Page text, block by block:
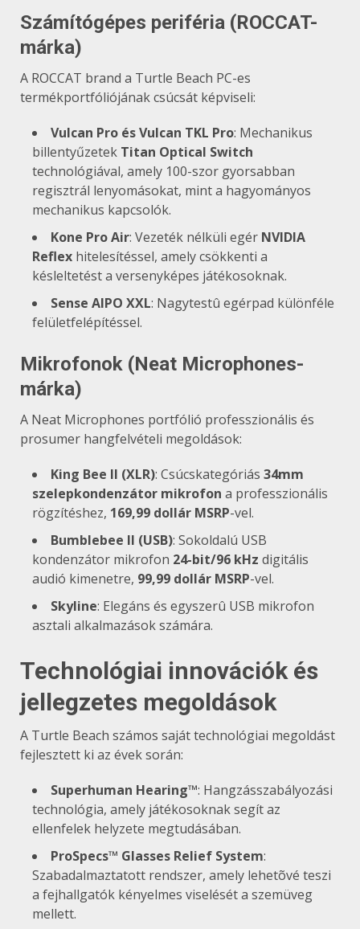
Számítógépes periféria (ROCCAT-
márka)
A ROCCAT brand a Turtle Beach PC-es
termékportfóliójának csúcsát képviseli:
Vulcan Pro és Vulcan TKL Pro: Mechanikus
billentyűzetek Titan Optical Switch
technológiával, amely 100-szor gyorsabban
regisztrál lenyomásokat, mint a hagyományos
mechanikus kapcsolók.
Kone Pro Air: Vezeték nélküli egér NVIDIA
Reflex hitelesítéssel, amely csökkenti a
késleltetést a versenyképes játékosoknak.
Sense AIPO XXL: Nagytestû egérpad különféle
felületfelépítéssel.
Mikrofonok (Neat Microphones-
márka)
A Neat Microphones portfólió professzionális és
prosumer hangfelvételi megoldások:
King Bee II (XLR): Csúcskategóriás 34mm
szelepkondenzátor mikrofon a professzionális
rögzítéshez, 169,99 dollár MSRP-vel.
Bumblebee II (USB): Sokoldalú USB
kondenzátor mikrofon 24-bit/96 kHz digitális
audió kimenetre, 99,99 dollár MSRP-vel.
Skyline: Elegáns és egyszerû USB mikrofon
asztali alkalmazások számára.
Technológiai innovációk és
jellegzetes megoldások
A Turtle Beach számos saját technológiai megoldást
fejlesztett ki az évek során:
Superhuman Hearing™: Hangzásszabályozási
technológia, amely játékosoknak segít az
ellenfelek helyzete megtudásában.
ProSpecs™ Glasses Relief System:
Szabadalmaztatott rendszer, amely lehetõvé teszi
a fejhallgatók kényelmes viselését a szemüveg
mellett.